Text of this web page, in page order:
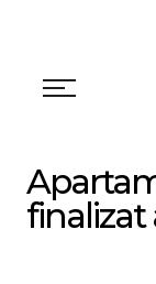
finalizat